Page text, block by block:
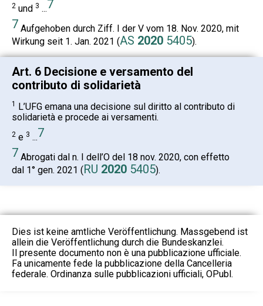
2 und 3 ...7
7 Aufgehoben durch Ziff. I der V vom 18. Nov. 2020, mit
Wirkung seit 1. Jan. 2021 (AS 2020 5405).
Art. 6 Decisione e versamento del
contributo di solidarietà
1 L’UFG emana una decisione sul diritto al contributo di
solidarietà e procede ai versamenti.
2 e 3 ...7
7 Abrogati dal n. I dell’O del 18 nov. 2020, con effetto
dal 1° gen. 2021 (RU 2020 5405).
Dies ist keine amtliche Veröffentlichung. Massgebend ist
allein die Veröffentlichung durch die Bundeskanzlei.
Il presente documento non è una pubblicazione ufficiale.
Fa unicamente fede la pubblicazione della Cancelleria
federale. Ordinanza sulle pubblicazioni ufficiali, OPubl.